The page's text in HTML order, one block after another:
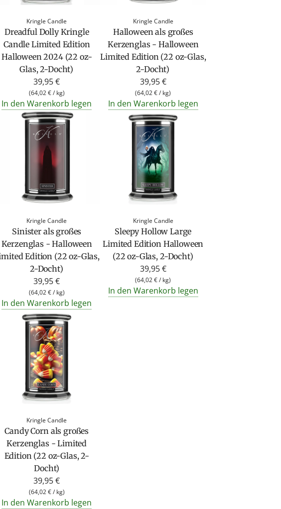
r
i
s
Kringle Candle
Dreadful Dolly Kringle
Candle Limited Edition
Halloween 2024 (22 oz-
Glas, 2-Docht)
39,95 €
(64,02 €/ kg)
In den Warenkorb legen
Kringle Candle
Halloween als großes
Kerzenglas - Halloween
Limited Edition (22 oz-Glas,
2-Docht)
39,95 €
(64,02 €/ kg)
In den Warenkorb legen
Kringle Candle
Sinister als großes
Kerzenglas - Halloween
Edition (22 oz-Glas,
2-Docht)
39,95 €
(64,02 €/ kg)
In den Warenkorb legen
Kringle Candle
Sleepy Hollow Large
Limited Edition Halloween
(22 oz-Glas, 2-Docht)
39,95 €
(64,02 €/ kg)
In den Warenkorb legen
Kringle Candle
Candy Corn als großes
Kerzenglas - Limited
Edition (22 oz-Glas, 2-
Docht)
39,95 €
(64,02 €/ kg)
In den Warenkorb legen